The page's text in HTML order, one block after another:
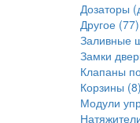
Дозаторы
Другое (77)
Заливные
Замки
Клапаны
Корзины (8)
Модули